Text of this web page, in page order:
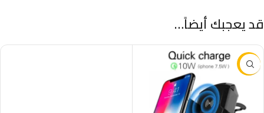
قد يعجبك أيضاً…
-10%